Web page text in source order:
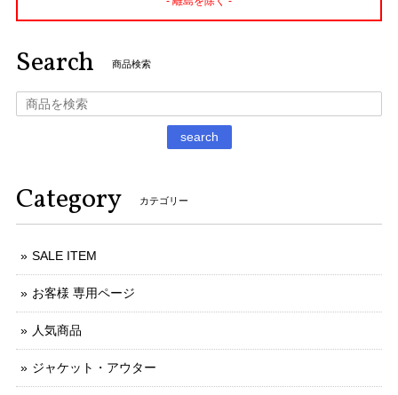
Search 商品検索
search
Category カテゴリー
SALE ITEM
お客様 専用ページ
人気商品
ジャケット・アウター